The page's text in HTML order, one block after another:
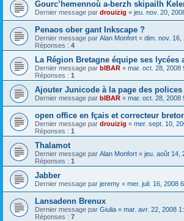
Gourc’hemennoù a-berzh skipailh
Dernier message par drouizig « jeu. nov. 20,
Penaos ober gant Inkscape ?
Dernier message par Alan Monfort « dim. nov. 16,
Réponses : 4
La Région Bretagne équipe ses
Dernier message par bIBAR « mar. oct. 28, 2008
Réponses : 1
Ajouter Junicode à la page des polices
Dernier message par bIBAR « mar. oct. 28, 2008
open office en fçais et correcteur
Dernier message par drouizig « mer. sept. 10,
Réponses : 1
Thalamot
Dernier message par Alan Monfort « jeu. août 14,
Réponses : 1
Jabber
Dernier message par jeremy « mer. juil. 16, 2008
Lansadenn Brenux
Dernier message par Giulia « mar. avr. 22, 2008
Réponses : 7